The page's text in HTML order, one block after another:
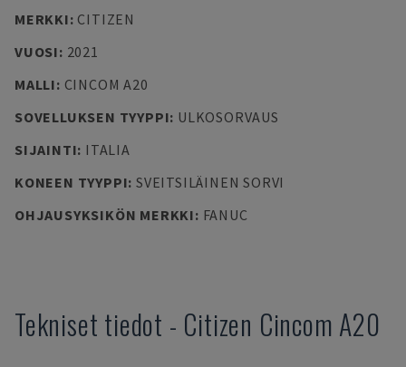
MERKKI: CITIZEN
VUOSI: 2021
MALLI: CINCOM A20
SOVELLUKSEN TYYPPI: ULKOSORVAUS
SIJAINTI: ITALIA
KONEEN TYYPPI: SVEITSILÄINEN SORVI
OHJAUSYKSIKÖN MERKKI: FANUC
Tekniset tiedot - Citizen Cincom A20